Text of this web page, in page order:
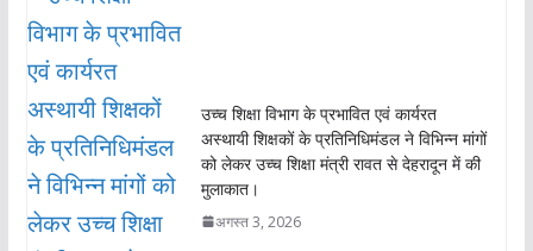
उच्च शिक्षा विभाग के प्रभावित एवं कार्यरत
अस्थायी शिक्षकों के प्रतिनिधिमंडल ने विभिन्न मांगों
को लेकर उच्च शिक्षा मंत्री रावत से देहरादून में की
मुलाकात।
अगस्त 3, 2026